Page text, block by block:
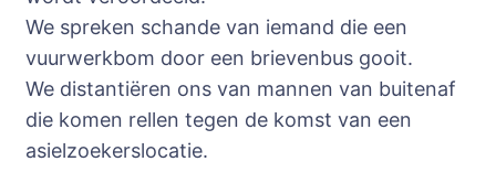
We spreken schande van iemand die een
vuurwerkbom door een brievenbus gooit.
We distantiëren ons van mannen van buitenaf
die komen rellen tegen de komst van een
asielzoekerslocatie.